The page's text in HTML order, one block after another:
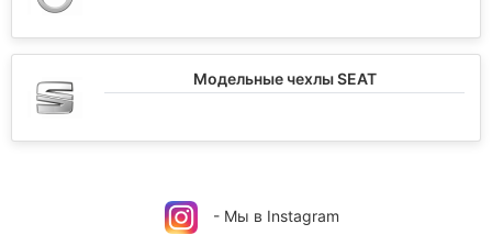
Модельные чехлы SEAT
- Мы в Instagram